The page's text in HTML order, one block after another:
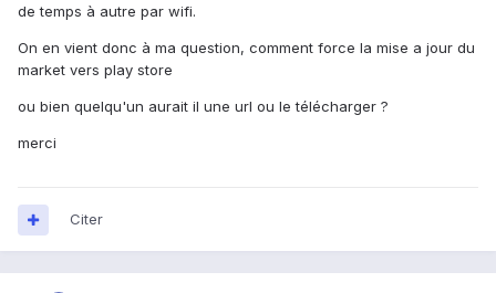
de temps à autre par wifi.
On en vient donc à ma question, comment force la mise a jour du
market vers play store
ou bien quelqu'un aurait il une url ou le télécharger ?
merci
Citer